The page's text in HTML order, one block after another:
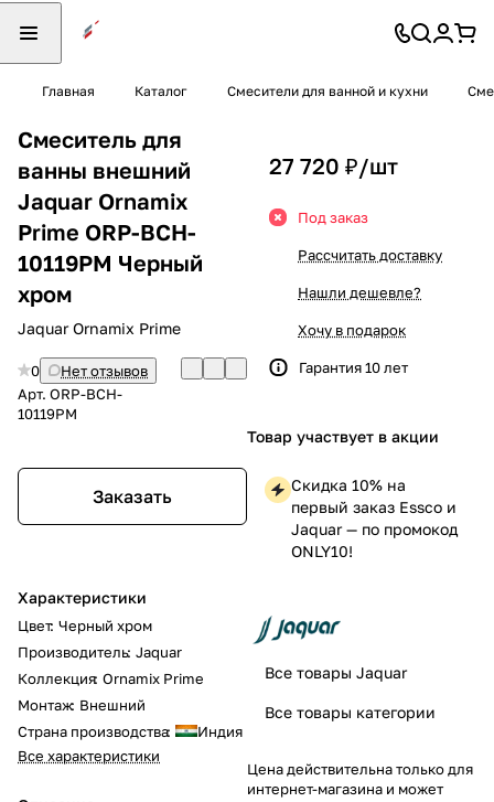
Главная Каталог Смесители для ванной и кухни
Смеситель для
ванны внешний
Jaquar Ornamix
Prime ORP-BCH-
10119PM Черный
хром
Jaquar Ornamix Prime
0
Нет отзывов
Арт. ORP-BCH-
10119PM
Заказать
Характеристики
Цвет: Черный хром
Производитель: Jaquar
Коллекция: Ornamix Prime
Монтаж: Внешний
Страна производства:
Индия
Все характеристики
27 720 ₽/шт
Под заказ
Рассчитать доставку
Нашли дешевле?
Хочу в подарок
Гарантия 10 лет
Товар участвует в акции
Скидка 10% на
первый заказ Essco и
Jaquar — по промокод
ONLY10!
Все товары Jaquar
Все товары категории
Цена действительна только для
интернет-магазина и может